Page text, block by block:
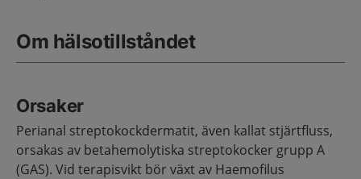
Om hälsotillståndet
Orsaker
Perianal streptokockdermatit, även kallat stjärtfluss,
orsakas av betahemolytiska streptokocker grupp A
(GAS). Vid terapisvikt bör växt av Haemofilus